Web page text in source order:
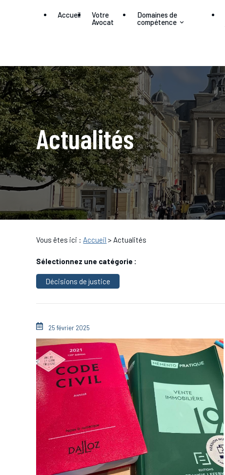
Accueil
Votre
Avocat
Domaines de
compétence
Actualités
Vous êtes ici : Accueil > Actualités
Sélectionnez une catégorie :
Décisions de justice
25 février 2025